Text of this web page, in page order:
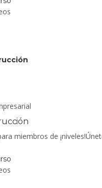
miembros de